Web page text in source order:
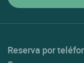
Reserva por